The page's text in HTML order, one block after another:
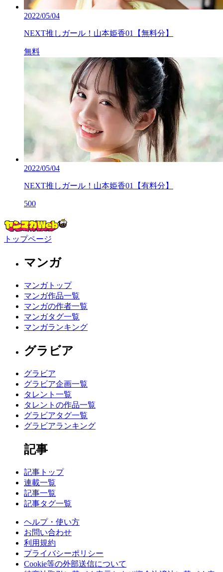
2022/05/04
NEXT推しガール！山本姫香01【無料分】
無料
2022/05/04
NEXT推しガール！山本姫香01【有料分】
500
トップページ
マンガ
マンガトップ
マンガ作品一覧
マンガの作者一覧
マンガタグ一覧
マンガランキング
グラビア
グラビア
グラビア企画一覧
タレント一覧
タレントの作品一覧
グラビアタグ一覧
グラビアランキング
記事
記事トップ
連載一覧
記事一覧
記事タグ一覧
ヘルプ・使い方
お問い合わせ
利用規約
プライバシーポリシー
Cookie等の外部送信について